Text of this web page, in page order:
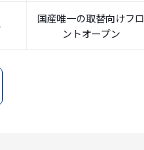
国産唯一の取替向けフロ
ントオープン